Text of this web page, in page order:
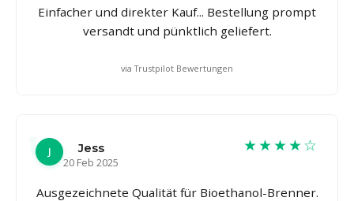
Einfacher und direkter Kauf... Bestellung prompt
versandt und pünktlich geliefert.
via Trustpilot Bewertungen
J
Jess
20 Feb 2025
★★★★☆
Ausgezeichnete Qualität für Bioethanol-Brenner.